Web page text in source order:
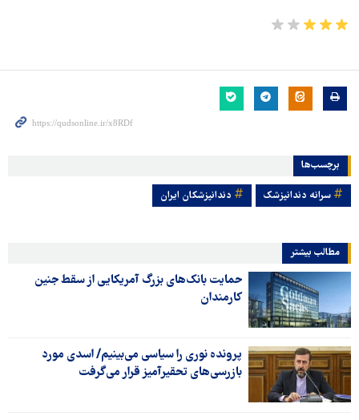
برچسب‌ها
سرانه دندانپزشک دندانپزشکان ایران
مطالب بیشتر
حمایت بانک‌های بزرگ آمریکایی از سقط جنین
کارمندان
پرونده نوری را سیاسی می‌بینیم/ اسدی مورد
بازرسی‌های تحقیرآمیز قرار می‌گرفت